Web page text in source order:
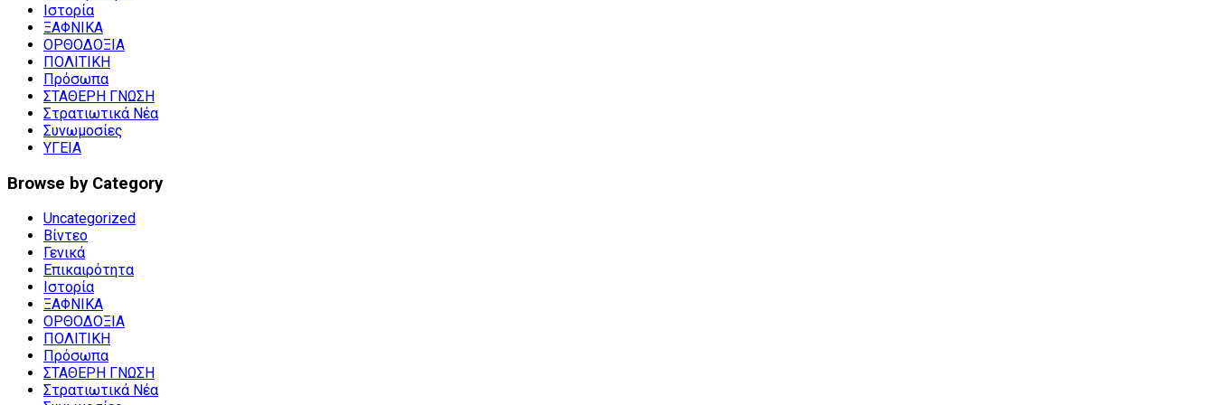
Ιστορία
ΞΑΦΝΙΚΑ
ΟΡΘΟΔΟΞΙΑ
ΠΟΛΙΤΙΚΗ
Πρόσωπα
ΣΤΑΘΕΡΗ ΓΝΩΣΗ
Στρατιωτικά Νέα
Συνωμοσίες
ΥΓΕΙΑ
Browse by Category
Uncategorized
Βίντεο
Γενικά
Επικαιρότητα
Ιστορία
ΞΑΦΝΙΚΑ
ΟΡΘΟΔΟΞΙΑ
ΠΟΛΙΤΙΚΗ
Πρόσωπα
ΣΤΑΘΕΡΗ ΓΝΩΣΗ
Στρατιωτικά Νέα